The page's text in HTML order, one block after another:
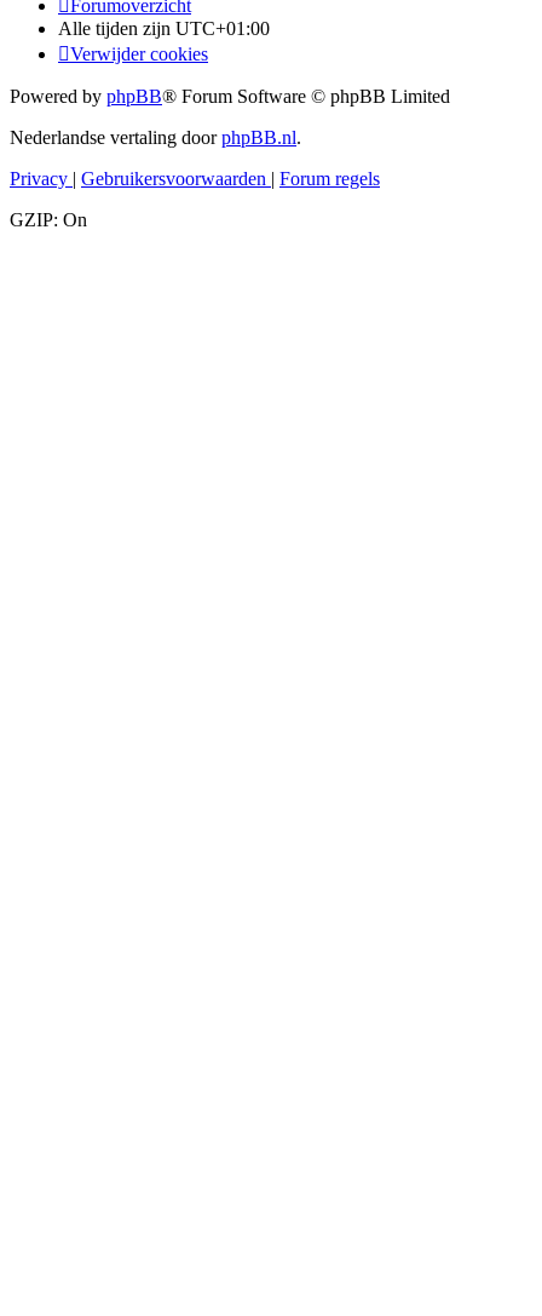
Forumoverzicht
Alle tijden zijn UTC+01:00
Verwijder cookies
Powered by phpBB® Forum Software © phpBB Limited
Nederlandse vertaling doorphpBB.nl.
Privacy | Gebruikersvoorwaarden | Forum regels
GZIP: On